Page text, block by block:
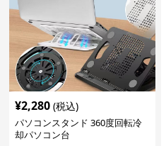
¥2,280 (税込)
パソコンスタンド 360度回転冷
却パソコン台